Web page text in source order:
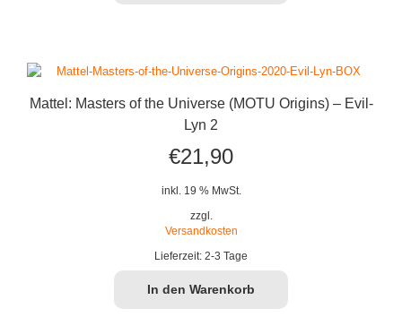
Mattel: Masters of the Universe (MOTU Origins) – Evil-
Lyn 2
€21,90
inkl. 19 % MwSt.
zzgl.
Versandkosten
Lieferzeit: 2-3 Tage
In den Warenkorb